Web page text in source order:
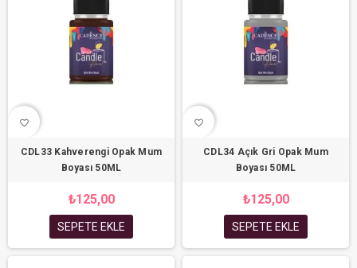
favorite_border
CDL33 Kahverengi Opak Mum
Boyası 50ML
₺125,00
SEPETE EKLE
favorite_border
CDL34 Açık Gri Opak Mum
Boyası 50ML
₺125,00
SEPETE EKLE